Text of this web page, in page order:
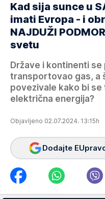
Kad sija sunce u
imati Evropa - i
NAJDUŽI
svetu
Države i kontinenti
transportovao gas, a
povezivale kako bi
električna energija?
Objavljeno 02.07.2024. 13:15h
Dodajte